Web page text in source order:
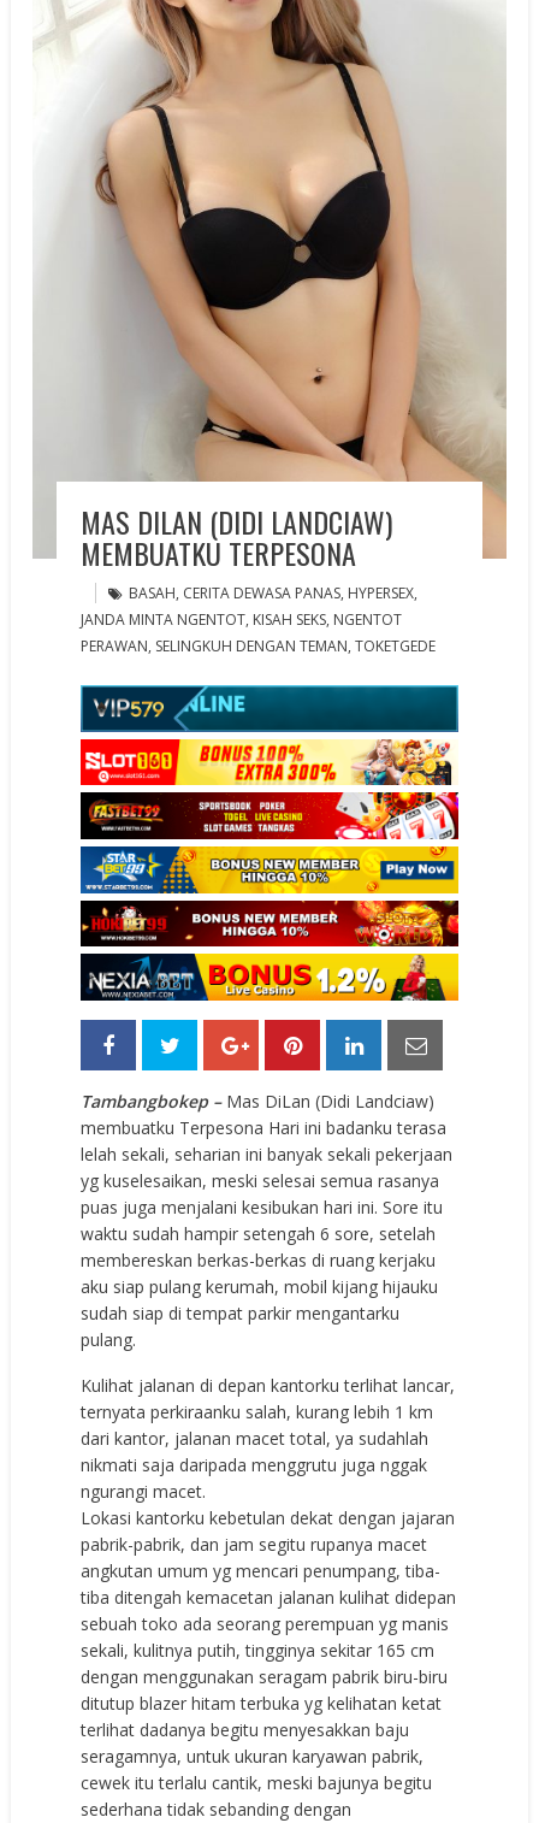
MAS DILAN (DIDI LANDCIAW)
MEMBUATKU TERPESONA
BASAH, CERITA DEWASA PANAS, HYPERSEX,
JANDA MINTA NGENTOT, KISAH SEKS, NGENTOT
PERAWAN, SELINGKUH DENGAN TEMAN,TOKETGEDE
Tambangbokep – Mas DiLan (Didi Landciaw)
membuatku Terpesona Hari ini badanku terasa
lelah sekali, seharian ini banyak sekali pekerjaan
yg kuselesaikan, meski selesai semua rasanya
puas juga menjalani kesibukan hari ini. Sore itu
waktu sudah hampir setengah 6 sore, setelah
membereskan berkas-berkas di ruang kerjaku
aku siap pulang kerumah, mobil kijang hijauku
sudah siap di tempat parkir mengantarku
pulang.
Kulihat jalanan di depan kantorku terlihat lancar,
ternyata perkiraanku salah, kurang lebih 1 km
dari kantor, jalanan macet total, ya sudahlah
nikmati saja daripada menggrutu juga nggak
ngurangi macet.
Lokasi kantorku kebetulan dekat dengan jajaran
pabrik-pabrik, dan jam segitu rupanya macet
angkutan umum yg mencari penumpang, tiba-
tiba ditengah kemacetan jalanan kulihat didepan
sebuah toko ada seorang perempuan yg manis
sekali, kulitnya putih, tingginya sekitar 165 cm
dengan menggunakan seragam pabrik biru-biru
ditutup blazer hitam terbuka yg kelihatan ketat
terlihat dadanya begitu menyesakkan baju
seragamnya, untuk ukuran karyawan pabrik,
cewek itu terlalu cantik, meski bajunya begitu
sederhana tidak sebanding dengan